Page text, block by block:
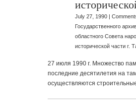
July 27, 1990 |
Государственного
областного Совета
исторической части г.
27 июля 1990 г. Множество
последние десятилетия на
осуществляются